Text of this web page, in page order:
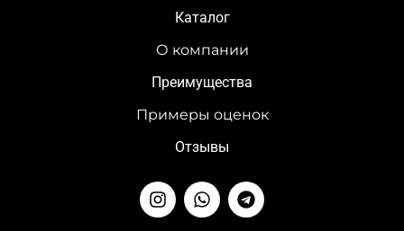
I
n
W
h
T
e
Каталог
О компании
Преимущества
Примеры оценок
Отзывы